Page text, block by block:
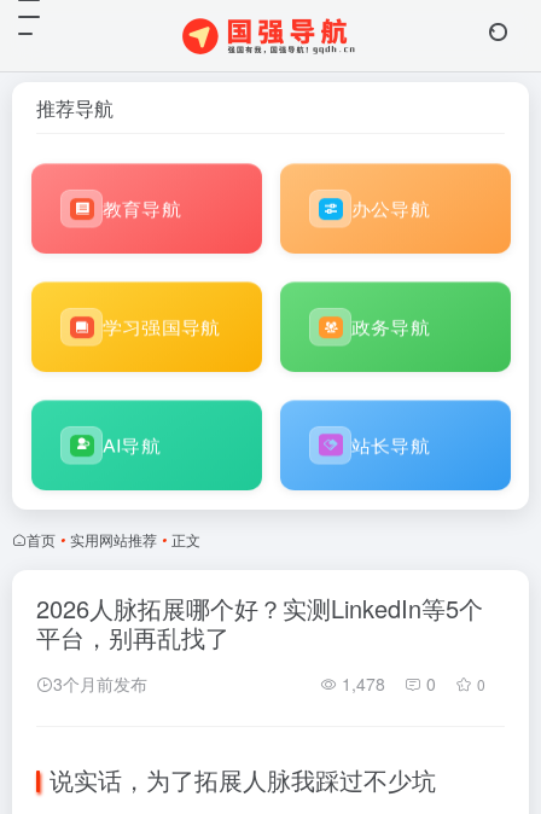
推荐导航
教育导航 办公导航
学习强国导航 政务导航
AI导航 站长导航
首页 • 实用网站推荐 • 正文
2026人脉拓展哪个好？实测LinkedIn等5个
平台，别再乱找了
3个月前发布 1,478 0 0
说实话，为了拓展人脉我踩过不少坑